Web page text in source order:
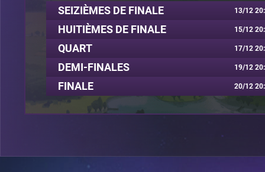
SEIZIÈMES DE FINALE 13/12
HUITIÈMES DE FINALE 15/12
QUART 17/12
DEMI-FINALES 19/12
FINALE 20/12